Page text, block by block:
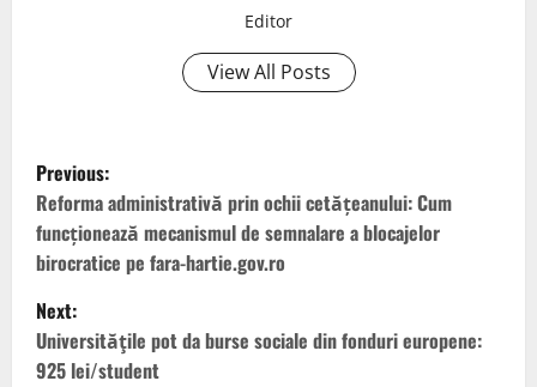
Editor
View All Posts
Previous:
Reforma administrativă prin ochii cetățeanului: Cum
funcționează mecanismul de semnalare a blocajelor
birocratice pe fara-hartie.gov.ro
Next:
Universităţile pot da burse sociale din fonduri europene:
925 lei/student